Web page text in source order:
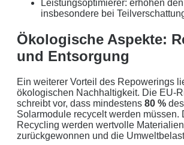
Leistungsoptimierer: erhöhen
insbesondere bei
Ökologische Aspekte:
und Entsorgung
Ein weiterer Vorteil des Repowerings
ökologischen Nachhaltigkeit. Die EU-
schreibt vor, dass mindestens 80 %
Solarmodule recycelt werden müssen.
Recycling werden wertvolle Materialien
zurückgewonnen und die